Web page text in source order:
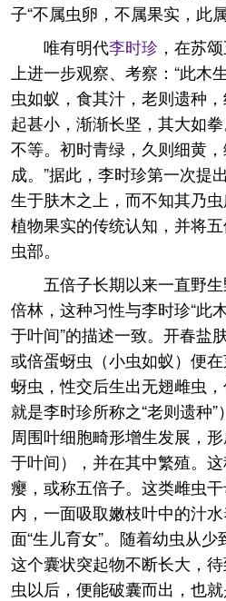
子“不属虫卵，不属果实，此
唯有明代李时珍 ，在苏
上进一步观察、考察：“此木
虫如蚁，食其汁，老则遗种
起甚小，渐渐长坚，其大如
不等。初时青绿，久则细黄
成。”据此，李时珍第一次提
生于肤木之上，而不知其乃
植物果实的传统认知，并将五
虫部。
五倍子长期以来一直野
倍林，这种习性与李时珍“
于叶间”的描述一致。开春盐
或倍蛋蚜虫（小虫如蚁）便
蚜虫，性交后生出无翅雌虫
就是李时珍所称之“老则遗种
周围叶细胞畸形增生发展，
于叶间），并在其中繁殖。
瘿，或称五倍子。这类雌虫
内，一面吸取嫩枝叶中的汁
面“生儿育女”。随着幼虫从少
这个囊状突起物不断长大，
虫以后，便能破囊而出，也